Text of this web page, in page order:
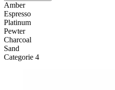
Amber
Espresso
Platinum
Pewter
Charcoal
Sand
Categorie 4